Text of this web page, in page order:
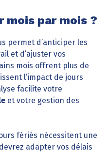
mois par mois ?
permet d’anticiper les
et d’ajuster vos
mois offrent plus de
l’impact de jours
facilite votre
et votre gestion des
fériés nécessitent une
adapter vos délais